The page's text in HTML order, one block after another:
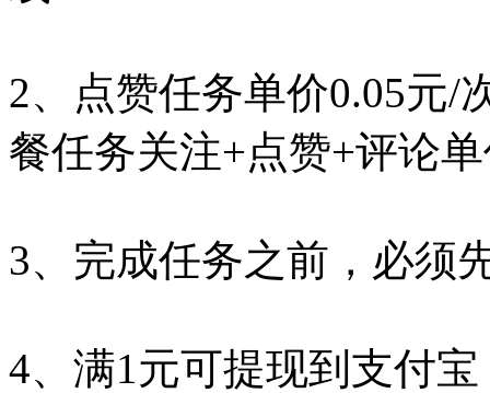
2、点赞任务单价0.05元/
餐任务关注+点赞+评论
3、完成任务之前，必须
4、满1元可提现到支付